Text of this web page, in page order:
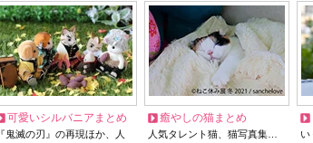
可愛いシルバニアまとめ
『鬼滅の刃』の再現ほか、人
癒やしの猫まとめ
人気タレント猫、猫写真集…